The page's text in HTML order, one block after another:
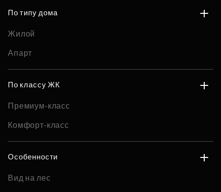
По типу дома
Жилой
Апарт
По классу ЖК
Премиум-класс
Комфорт-класс
Особенности
Вид на лес